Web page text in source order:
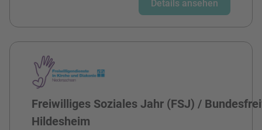
Details ansehen
Freiwilliges Soziales Jahr (FSJ) /
Hildesheim